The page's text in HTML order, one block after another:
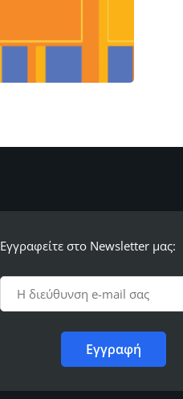
Εγγραφείτε στο Newsletter μας: